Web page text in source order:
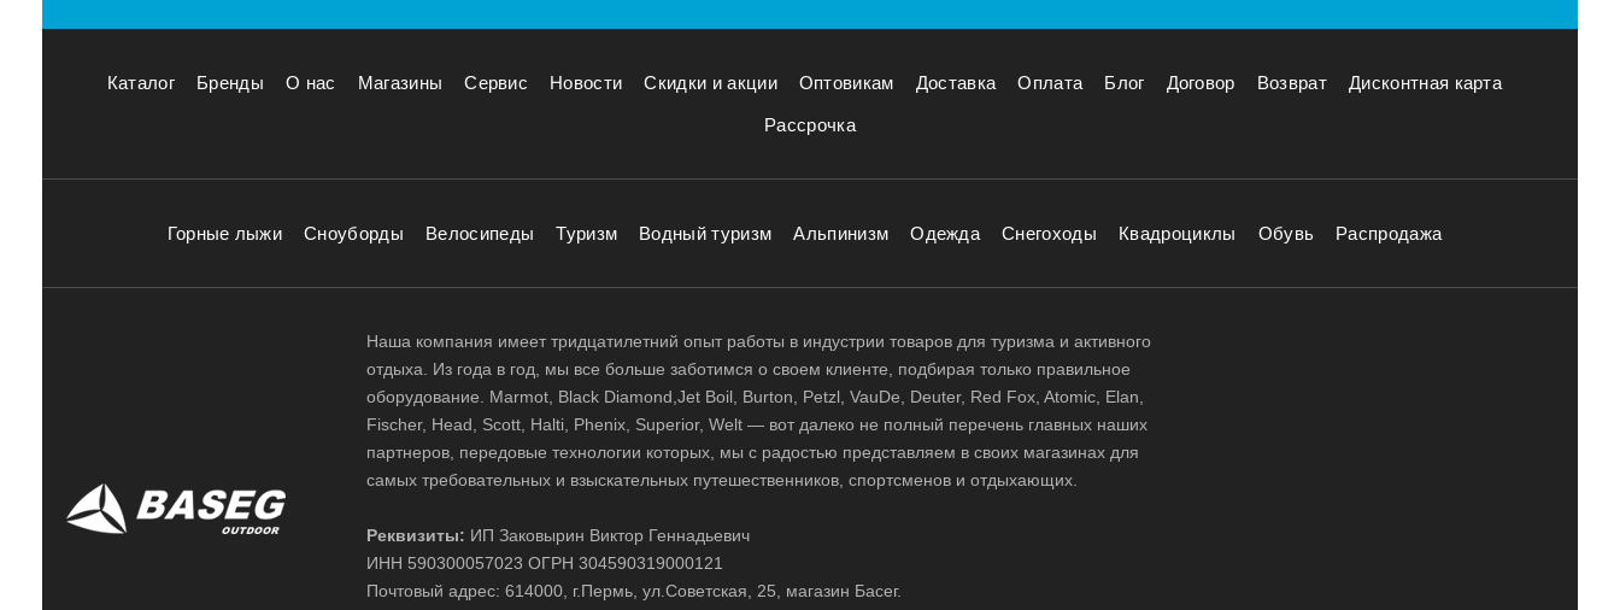
Каталог Бренды О нас Магазины Сервис Новости Скидки и акции Оптовикам Доставка Оплата Блог Договор Возврат Дисконтная карта
Рассрочка
Горные лыжи Сноуборды Велосипеды Туризм Водный туризм Альпинизм Одежда Снегоходы Квадроциклы Обувь Распродажа
Наша компания имеет тридцатилетний опыт работы в индустрии товаров для туризма и активного
отдыха. Из года в год, мы все больше заботимся о своем клиенте, подбирая только правильное
оборудование. Marmot, Black Diamond,Jet Boil, Burton, Petzl, VauDe, Deuter, Red Fox, Atomic, Elan,
Fischer, Head, Scott, Halti, Phenix, Superior, Welt — вот далеко не полный перечень главных наших
партнеров, передовые технологии которых, мы с радостью представляем в своих магазинах для
самых требовательных и взыскательных путешественников, спортсменов и отдыхающих.
Реквизиты: ИП Заковырин Виктор Геннадьевич
ИНН 590300057023 ОГРН 304590319000121
Почтовый адрес: 614000, г.Пермь, ул.Советская, 25, магазин Басег.